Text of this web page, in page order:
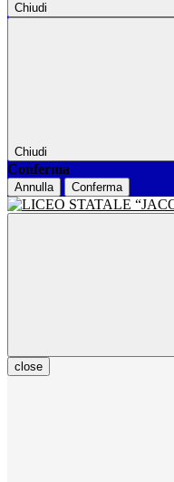
Chiudi
Chiudi
Conferma
Annulla Conferma
close